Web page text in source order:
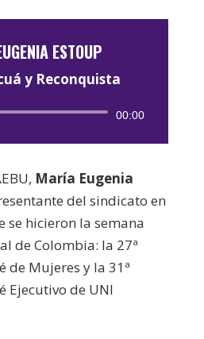
ESTOUP
y Reconquista
Reproductor
00:00
María Eugenia
del sindicato en
se hicieron la semana
de Colombia: la 27ª
de Mujeres y la 31ª
Ejecutivo de UNI